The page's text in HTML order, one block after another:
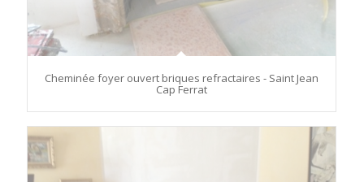
Cheminée foyer ouvert briques refractaires - Saint Jean
Cap Ferrat